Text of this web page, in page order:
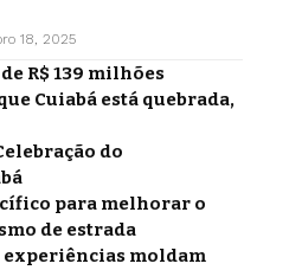
18, 2025
R$ 139 milhões
Cuiabá está quebrada,
do
para melhorar o
de estrada
experiências moldam